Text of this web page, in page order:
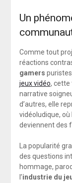
Un
Comme tout
réactions
gamers
jeux vidéo, cette
narrative
d’autres, elle
vidéoludique,
deviennent des
La popularité
des questions
hommage,
l’industrie du